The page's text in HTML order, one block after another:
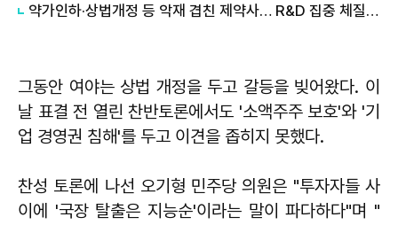
약가인하·상법개정 등 악재 겹친 제약사… R&D 집중 체질개선 본격화
그동안 여야는 상법 개정을 두고 갈등을 빚어왔다. 이
날 표결 전 열린 찬반토론에서도 '소액주주 보호'와 '기
업 경영권 침해'를 두고 이견을 좁히지 못했다.
찬성 토론에 나선 오기형 민주당 의원은 "투자자들 사
이에 '국장 탈출은 지능순'이라는 말이 파다하다"며 "